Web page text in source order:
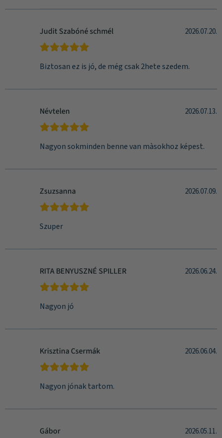
Judit Szabóné schmél 2026.07.20.
Biztosan ez is jó, de még csak 2hete szedem.
Névtelen 2026.07.13.
Nagyon sokminden benne van màsokhoz képest.
Zsuzsanna 2026.07.09.
Szuper
RITA BENYUSZNÉ SPILLER 2026.06.24.
Nagyon jó
Krisztina Csermák 2026.06.04.
Nagyon jónak tartom.
Gábor 2026.05.11.